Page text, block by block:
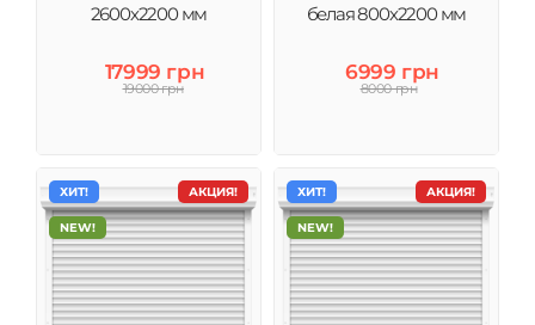
2600х2200 мм
17999 грн
19000 грн
белая 800х2200 мм
6999 грн
8000 грн
АКЦИЯ!
ХИТ!
NEW!
АКЦИЯ!
ХИТ!
NEW!